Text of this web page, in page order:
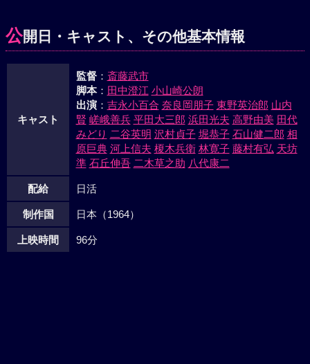
拒絶したのは、文学修行に励みたいからだ」と聞かされ、肩
を落した。その頃、フミ子は、光平に魅かれながらも、境遇
公開日・キャスト、その他基本情報
キャスト
監督： 斎藤武市
脚本： 田中澄江 小山崎公朗
出演： 吉永小百合 奈良岡朋子 東野英治郎 山内
賢 嵯峨善兵 平田大三郎 浜田光夫 高野由美 田代
みどり 二谷英明 沢村貞子 堀恭子 石山健二郎 相
原巨典 河上信夫 榎木兵衛 林寛子 藤村有弘 天坊
準 石丘伸吾 二木草之助 八代康二
配給 日活
制作国 日本（1964）
上映時間 96分